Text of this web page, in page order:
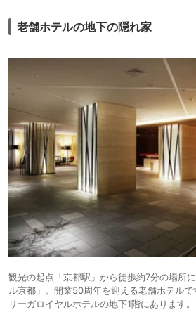
老舗ホテルの地下の隠れ家
観光の起点「京都駅」から徒歩約7分の場所
ル京都」。開業50周年を迎える老舗ホテルで
リーガロイヤルホテルの地下1階にあります。